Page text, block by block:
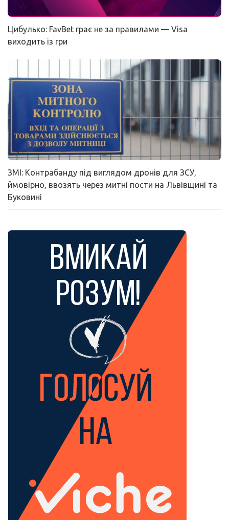
Цибулько: FavBet грає не за правилами — Visa
виходить із гри
ЗМІ: Контрабанду під виглядом дронів для ЗСУ,
ймовірно, ввозять через митні пости на Львівщині та
Буковині